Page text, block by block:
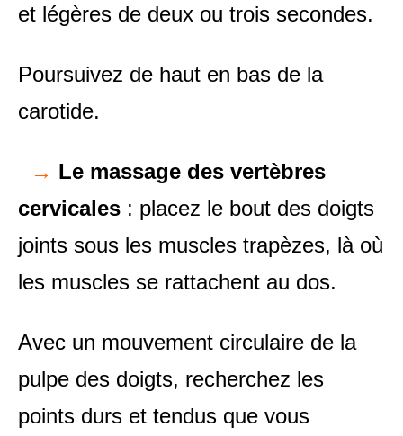
et légères de deux ou trois secondes.
Poursuivez de haut en bas de la
carotide.
→ Le massage des vertèbres
cervicales : placez le bout des doigts
joints sous les muscles trapèzes, là où
les muscles se rattachent au dos.
Avec un mouvement circulaire de la
pulpe des doigts, recherchez les
points durs et tendus que vous